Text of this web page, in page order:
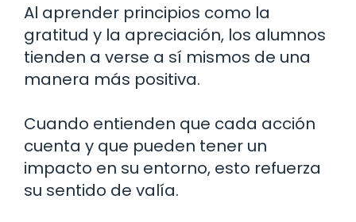
Al aprender principios como la
gratitud y la apreciación, los alumnos
tienden a verse a sí mismos de una
manera más positiva.
Cuando entienden que cada acción
cuenta y que pueden tener un
impacto en su entorno, esto refuerza
su sentido de valía.